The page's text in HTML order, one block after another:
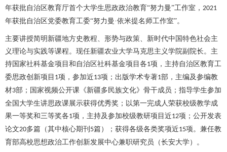
年获批自治区教育厅首个大学生思政政治教育“努力曼”工作室， 2021
年获批自治区党委教育工委“努力曼·依米提名师工作室”。
主要讲授简明新疆地方史教程、形势与政策、新时代中国特色社会主
义理论与实践等课程。现任新疆农业大学马克思主义学院副院长。主
持国家社科基金项目和自治区社科基金项目各1项，主持自治区教育工
委思政创新项目 1项，参加近13项；出版学术专著1部，主编及参编教
材3部；国家视频公开课《新疆多民族文化》骨干成员；指导学生参加
全国大学生讲思政课展示获得优秀奖；以第一完成人荣获校级教学成
果一等奖和三等奖各1项，主持及参加校级教研项目近12项；公开发表
论文20多篇（其中核心期刊 5篇）；获得各级各类奖项近15项。兼任教
育部高校思想政治工作创新发展中心兼职研究员（长安大学）。